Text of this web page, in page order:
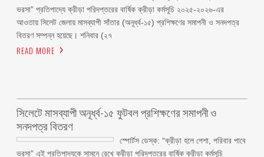
ভরসা” প্রতিপাদ্যে ক্রীড়া পরিদপ্তরের বার্ষিক ক্রীড়া কর্মসূচি ২০২৫-২০২৬-এর
আওতায় সিলেট জেলায় মাসব্যাপী সাঁতার (অনূর্ধ্ব-১৫) প্রশিক্ষণের সমাপনী ও সনদপত্র
বিতরণ সম্পন্ন হয়েছে। শনিবার (২৭
READ MORE
সিলেটে মাসব্যাপী অনূর্ধ্ব-১৫ ফুটবল প্রশিক্ষণের সমাপনী ও
সনদপত্র বিতরণ
স্পোর্টস ডেস্ক: “ক্রীড়া হলে পেশা, পরিবার পাবে
ভরসা” এই প্রতিপাদ্যকে সামনে রেখে ক্রীড়া পরিদপ্তরের বার্ষিক ক্রীড়া কর্মসূচি